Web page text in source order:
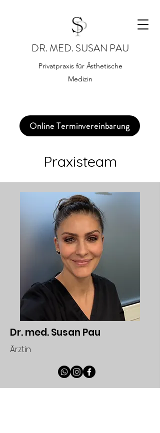
DR. MED. SUSAN PAU
Privatpraxis für Ästhetische
Medizin
Online Terminvereinbarung
Praxisteam
Dr. med. Susan Pau
Ärztin